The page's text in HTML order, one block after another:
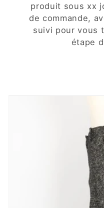
produit sous xx
de commande,
suivi pour vous
étape